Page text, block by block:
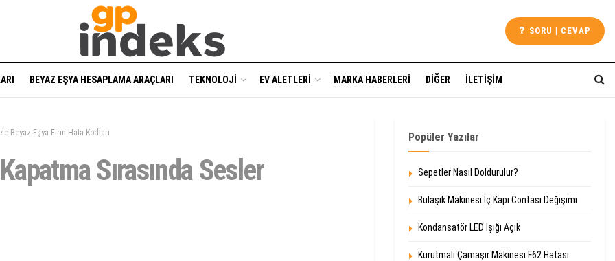
SORU | CEVAP
BEYAZ EŞYA HESAPLAMA ARAÇLARI TEKNOLOJI EV ALETLERI MARKA HABERLERI DIĞER İLETIŞIM
Beyaz Eşya Fırın Hata Kodları
Kapatma Sırasında Sesler
Popüler Yazılar
Sepetler Nasıl Doldurulur?
Bulaşık Makinesi İç Kapı Contası Değişimi
Kondansatör LED Işığı Açık
Kurutmalı Çamaşır Makinesi F62 Hatası